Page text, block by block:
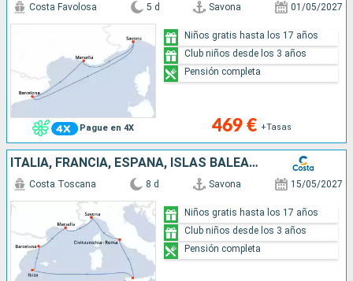
Pague en 4X
Costa Favolosa 5 d Savona 01/05/2027
469 € +Tasas
Niños gratis hasta los 17 años
Club niños desde los 3 años
Pensión completa
ITALIA, FRANCIA, ESPAÑA, ISLAS BALEARES
Costa Toscana 8 d Savona 15/05/2027
Niños gratis hasta los 17 años
Club niños desde los 3 años
Pensión completa